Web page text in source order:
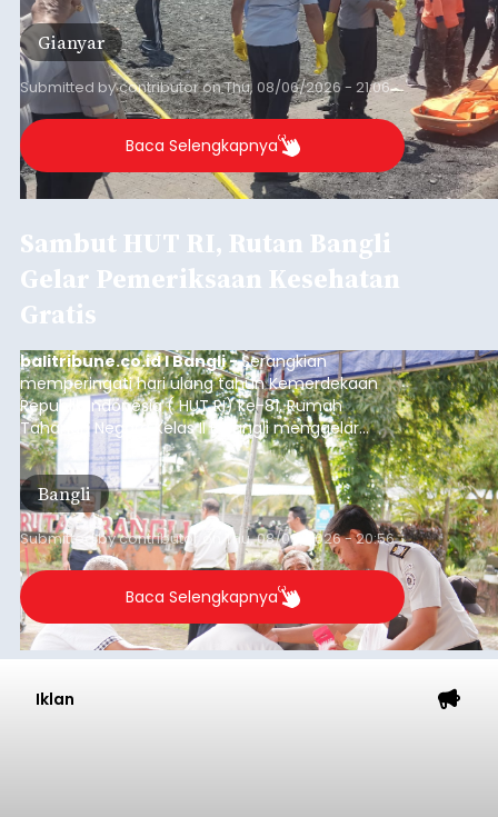
Gianyar
Submitted bycontributoronThu, 08/06/2026 - 21:06
Baca Selengkapnya
Sambut HUT RI, Rutan Bangli
Gelar Pemeriksaan Kesehatan
Gratis
balitribune.co.id I Bangli -Serangkian
memperingati hari ulang tahun Kemerdekaan
Republik Indonesia ( HUT RI) ke-81, Rumah
Tahanan Negara Kelas II B Bangli menggelar
kegiatan pemeriksaan kesehatan gratis, Rabu
(6/8/2026).
Bangli
Submitted bycontributor Thu, 08/06/2026 - 20:56
Baca Selengkapnya
Iklan